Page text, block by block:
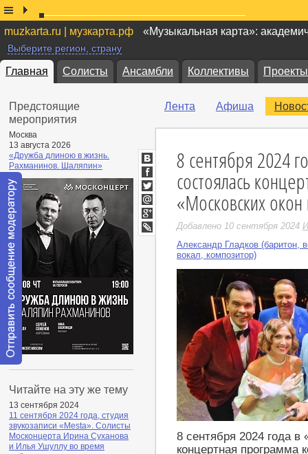
muzkarta.ru | музкарта.рф «Музыкальная карта»:
Выберите регион, страну
Главная Солисты Ансамбли Коллективы Проекты
Предстоящие
мероприятия
Москва
13 августа 2026
«Дружба длиною в жизнь.
Рахманинов. Шаляпин»
Читайте на эту же тему
13 сентября 2024
11 сентября 2024 года, студия
звукозаписи «Mesta». Солисты
Москонцерта Ирина Суханова
и Илья Ушуллу во время
Лента Афиша
8 сентября 2024
состоялась
«Московских
Добавлено 10 сентября 2024
Александр Гладков (баритон,
вокал, композитор)
8 сентября 2024 года в
концертная программа
ВКонтакте
Facebook
Twitter
Мой
Мир
Google+
LiveJournal
Отправить
модератору